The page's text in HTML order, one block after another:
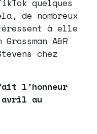
quelques
de nombreux
à elle
A&R
chez
l’honneur
avril au